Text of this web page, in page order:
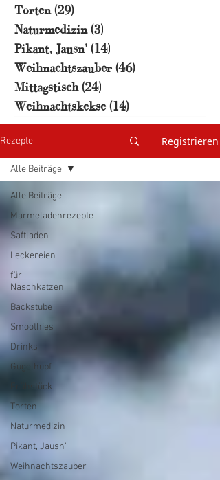
Torten (29)
Naturmedizin (3)
Pikant, Jausn' (14)
Weihnachtszauber (46)
Mittagstisch (24)
Weihnachtskekse (14)
Rezepte Registrieren
Alle Beiträge
Marmeladenrezepte
Saftladen
Leckereien
für
Naschkatzen
Backstube
Smoothies
Drinks
Gugelhupf
Frühstück
Torten
Naturmedizin
Pikant, Jausn'
Weihnachtszauber
Alle Beiträge